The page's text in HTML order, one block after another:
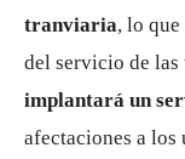
tranviaria, lo
del servicio de las
implantará un
afectaciones a los